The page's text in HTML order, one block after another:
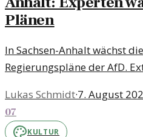
Plänen
In Sachsen-Anhalt wächst
Regierungspläne der AfD.
und deren Folgen.
Lukas Schmidt·7. August
07
KULTUR